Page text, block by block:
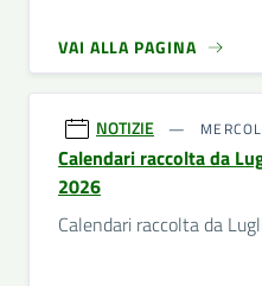
VAI ALLA PAGINA
NOTIZIE
Calendari raccolta da
2026
Calendari raccolta da